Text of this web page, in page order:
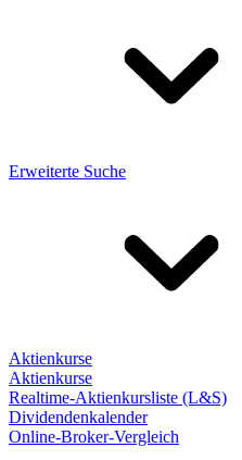
Erweiterte Suche
Aktienkurse
Aktienkurse
Realtime-Aktienkursliste (L&S)
Dividendenkalender
Online-Broker-Vergleich